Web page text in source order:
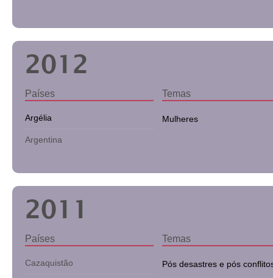
2012
Países
Argélia
Argentina
Temas
Mulheres
2011
Países
Cazaquistão
Temas
Pós desastres e pós